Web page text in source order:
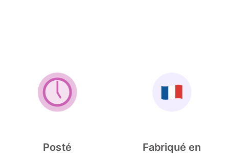
Posté
Fabriqué en